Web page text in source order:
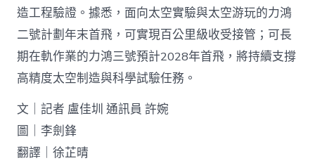
造工程驗證。據悉，面向太空實驗與太空游玩的力鴻
二號計劃年末首飛，可實現百公里級收受接管；可長
期在軌作業的力鴻三號預計2028年首飛，將持續支撐
高精度太空制造與科學試驗任務。
文｜記者 盧佳圳 通訊員 許婉
圖｜李劍鋒
翻譯｜徐芷晴